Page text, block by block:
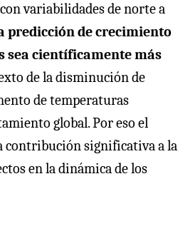
variabilidades de norte a
predicción de crecimiento
sea científicamente más
de la disminución de
de temperaturas
global. Por eso el
contribución significativa a la
en la dinámica de los